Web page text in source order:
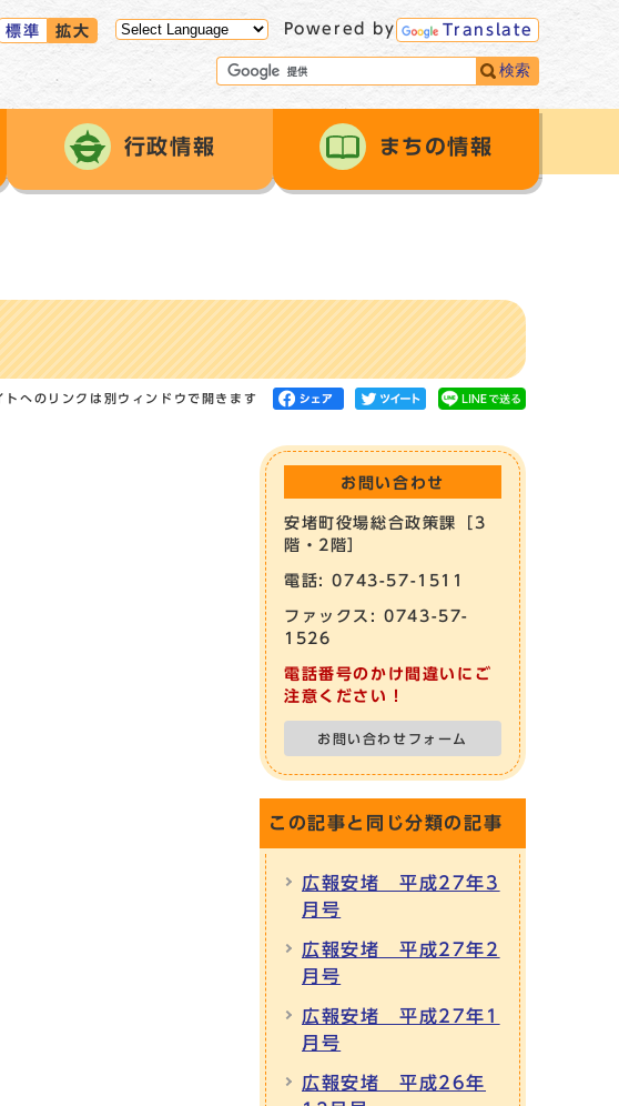
標準 拡大 Powered by Translate
検索
行政情報 まちの情報
トへのリンクは別ウィンドウで開きます
お問い合わせ
安堵町役場総合政策課［3
階・2階］
電話: 0743-57-1511
ファックス: 0743-57-
1526
電話番号のかけ間違いにご
注意ください！
お問い合わせフォーム
この記事と同じ分類の記事
広報安堵 平成27年3
月号
広報安堵 平成27年2
月号
広報安堵 平成27年1
月号
広報安堵 平成26年